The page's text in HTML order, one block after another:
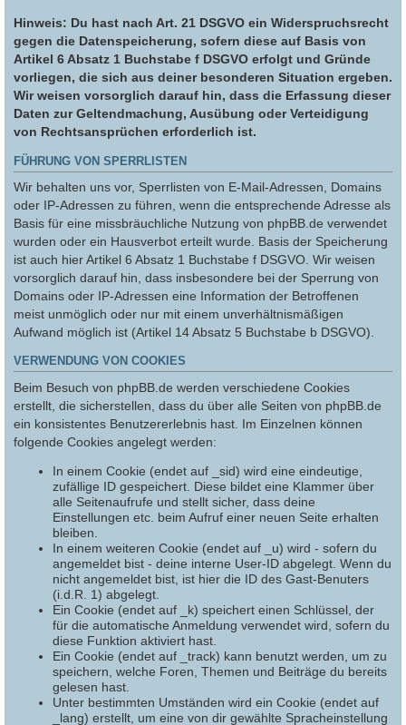
Hinweis: Du hast nach Art. 21 DSGVO ein Widerspruchsrecht
gegen die Datenspeicherung, sofern diese auf Basis von
Artikel 6 Absatz 1 Buchstabe f DSGVO erfolgt und Gründe
vorliegen, die sich aus deiner besonderen Situation ergeben.
Wir weisen vorsorglich darauf hin, dass die Erfassung dieser
Daten zur Geltendmachung, Ausübung oder Verteidigung
von Rechtsansprüchen erforderlich ist.
FÜHRUNG VON SPERRLISTEN
Wir behalten uns vor, Sperrlisten von E-Mail-Adressen, Domains
oder IP-Adressen zu führen, wenn die entsprechende Adresse als
Basis für eine missbräuchliche Nutzung von phpBB.de verwendet
wurden oder ein Hausverbot erteilt wurde. Basis der Speicherung
ist auch hier Artikel 6 Absatz 1 Buchstabe f DSGVO. Wir weisen
vorsorglich darauf hin, dass insbesondere bei der Sperrung von
Domains oder IP-Adressen eine Information der Betroffenen
meist unmöglich oder nur mit einem unverhältnismäßigen
Aufwand möglich ist (Artikel 14 Absatz 5 Buchstabe b DSGVO).
VERWENDUNG VON COOKIES
Beim Besuch von phpBB.de werden verschiedene Cookies
erstellt, die sicherstellen, dass du über alle Seiten von phpBB.de
ein konsistentes Benutzererlebnis hast. Im Einzelnen können
folgende Cookies angelegt werden:
In einem Cookie (endet auf _sid) wird eine eindeutige,
zufällige ID gespeichert. Diese bildet eine Klammer über
alle Seitenaufrufe und stellt sicher, dass deine
Einstellungen etc. beim Aufruf einer neuen Seite erhalten
bleiben.
In einem weiteren Cookie (endet auf _u) wird - sofern du
angemeldet bist - deine interne User-ID abgelegt. Wenn du
nicht angemeldet bist, ist hier die ID des Gast-Benuters
(i.d.R. 1) abgelegt.
Ein Cookie (endet auf _k) speichert einen Schlüssel, der
für die automatische Anmeldung verwendet wird, sofern du
diese Funktion aktiviert hast.
Ein Cookie (endet auf _track) kann benutzt werden, um zu
speichern, welche Foren, Themen und Beiträge du bereits
gelesen hast.
Unter bestimmten Umständen wird ein Cookie (endet auf
_lang) erstellt, um eine von dir gewählte Spracheinstellung